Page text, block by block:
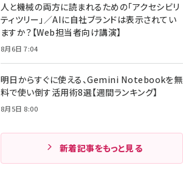
人と機械の両方に読まれるための「アクセシビリ
ティツリー」／AIに自社ブランドは表示されてい
ますか？【Web担当者向け講演】
8月6日 7:04
明日からすぐに使える、Gemini Notebookを無
料で使い倒す活用術8選【週間ランキング】
8月5日 8:00
新着記事をもっと見る